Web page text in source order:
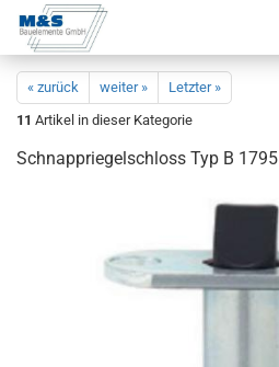
« zurück weiter »
Letzter »
11 Artikel in dieser Kategorie
Schnapprie­gel­schloss Typ B 1795